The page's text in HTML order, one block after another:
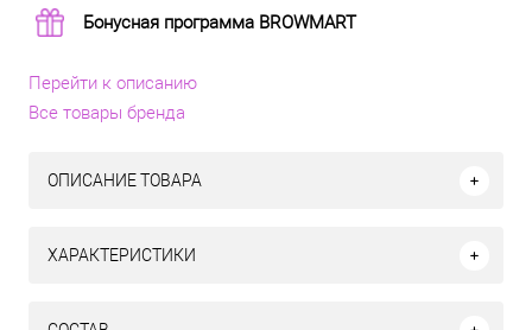
Бонусная программа BROWMART
Перейти к описанию
Все товары бренда
ОПИСАНИЕ ТОВАРА
ХАРАКТЕРИСТИКИ